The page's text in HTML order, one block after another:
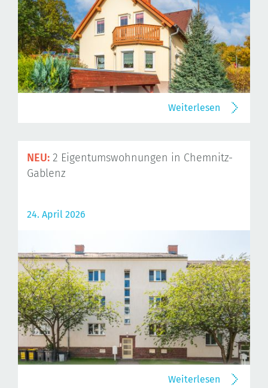
Weiterlesen
NEU: 2 Eigentumswohnungen in Chemnitz-
Gablenz
24. April 2026
Weiterlesen